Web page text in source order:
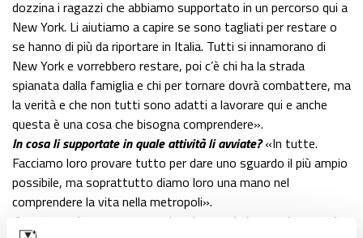
dozzina i ragazzi che abbiamo supportato in un percorso qui a
New York. Li aiutiamo a capire se sono tagliati per restare o
se hanno di più da riportare in Italia. Tutti si innamorano di
New York e vorrebbero restare, poi c’è chi ha la strada
spianata dalla famiglia e chi per tornare dovrà combattere, ma
la verità e che non tutti sono adatti a lavorare qui e anche
questa è una cosa che bisogna comprendere».
In cosa li supportate in quale attività li avviate?«In tutte.
Facciamo loro provare tutto per dare uno sguardo il più ampio
possibile, ma soprattutto diamo loro una mano nel
comprendere la vita nella metropoli».
Cosa secondo te portano con loro i ragazzi che seguite quando